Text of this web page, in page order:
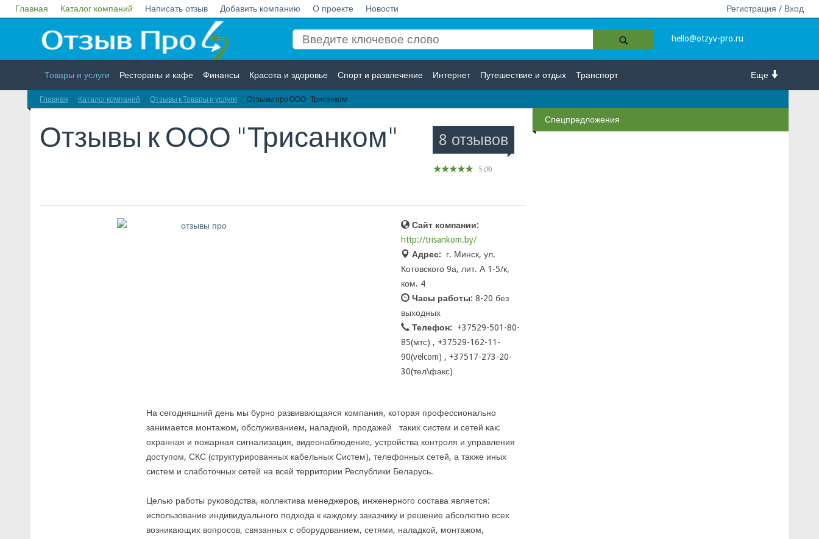
Главная Каталог компаний Написать отзыв Добавить компанию О проекте Новости Регистрация / Вход
hello@otzyv-pro.ru
Еще
Товары и услуги Рестораны и кафе Финансы Красота и здоровье Спорт и развлечение Интернет Путешествие и отдых Транспорт
Недвижимость Работа Гос. учреждения Личности Логистика
Главная Каталог компаний Отзывы к Товары и услуги Отзывы про ООО "Трисанком"
8 отзывов
5 (8)
Отзывы к ООО "Трисанком"
Сайт компании:
http://trisankom.by/
Адрес:
г. Минск, ул.
Котовского 9а, лит. А 1-5/к,
ком. 4
Часы работы: 8-20 без
выходных
Телефон:
+37529-501-80-
85(мтс) , +37529-162-11-
90(velcom) , +37517-273-20-
30(тел\факс)
На сегодняшний день мы бурно развивающаяся компания, которая профессионально
занимается монтажом, обслуживанием, наладкой, продажей таких систем и сетей как:
охранная и пожарная сигнализация, видеонаблюдение, устройства контроля и управления
доступом, СКС (структурированных кабельных Систем), телефонных сетей, а также иных
систем и слаботочных сетей на всей территории Республики Беларусь.
Целью работы руководства, коллектива менеджеров, инженерного состава является:
использование индивидуального подхода к каждому заказчику и решение абсолютно всех
возникающих вопросов, связанных с оборудованием, сетями, наладкой, монтажом,
Спецпредложения